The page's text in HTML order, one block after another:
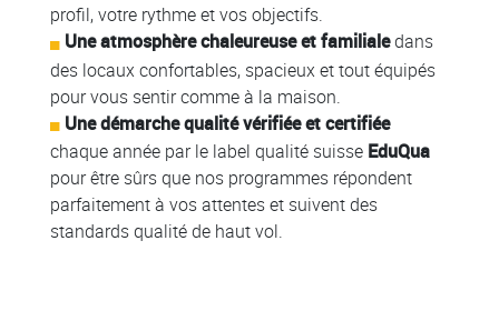
profil, votre rythme et vos objectifs.
Une atmosphère chaleureuse et familialedans
des locaux confortables, spacieux et tout équipés
pour vous sentir comme à la maison.
Une démarche qualité vérifiée et certifiée
chaque année par le label qualité suisse EduQua
pour être sûrs que nos programmes répondent
parfaitement à vos attentes et suivent des
standards qualité de haut vol.